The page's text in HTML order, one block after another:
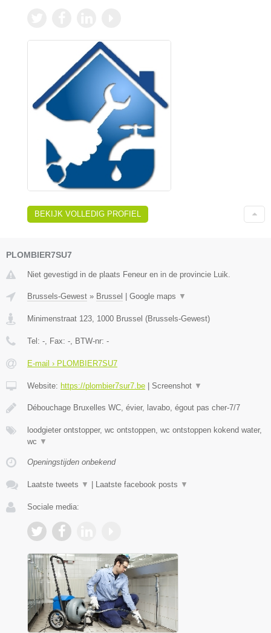
BEKIJK VOLLEDIG PROFIEL
PLOMBIER7SU7
Niet gevestigd in de plaats Feneur en in de provincie Luik.
Brussels-Gewest » Brussel | Google maps ▼
Minimenstraat 123 1000 Brussel (Brussels-Gewest)
Tel: - , Fax: - , BTW-nr: -
E-mail › PLOMBIER7SU7
Website: https://plombier7sur7.be | Screenshot ▼
Débouchage Bruxelles WC, évier, lavabo, égout pas cher-7/7
loodgieter ontstopper, wc ontstoppen, wc ontstoppen kokend water,
wc ▼
Openingstijden onbekend
Laatste tweets ▼ | Laatste facebook posts ▼
Sociale media: